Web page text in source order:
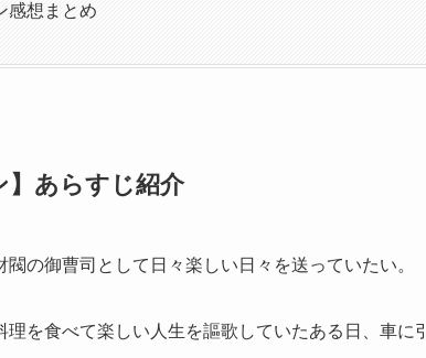
感想まとめ
】あらすじ紹介
の御曹司として日々楽しい日々を送っていたい。
を食べて楽しい人生を謳歌していたある日、車に